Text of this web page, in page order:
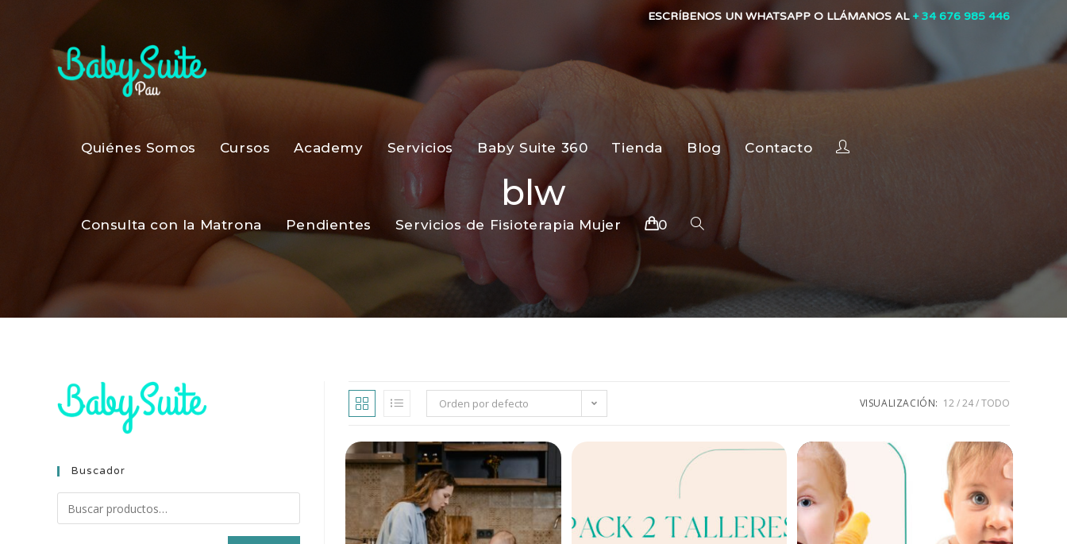
ESCRÍBENOS UN WHATSAPP O LLÁMANOS AL + 34 676 985 446
Quiénes Somos Cursos Academy Servicios Baby Suite 360 Tienda Blog Contacto
Consulta con la Matrona Pendientes Servicios de Fisioterapia Mujer 0
blw
Orden por defecto VISUALIZACIÓN: 12 24 TODO
Buscador